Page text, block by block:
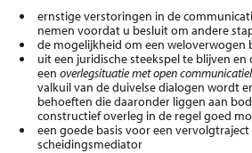
ernstige verstoringen in de
nemen voordat u besluit om andere
de mogelijkheid om een weloverwogen
uit een juridische steekspel te blijven en
een overlegsituatie met open
valkuil van de duivelse dialogen wordt
behoeften die daaronder liggen aan
constructief overleg in de regel goed
een goede basis voor een
scheidingsmediator